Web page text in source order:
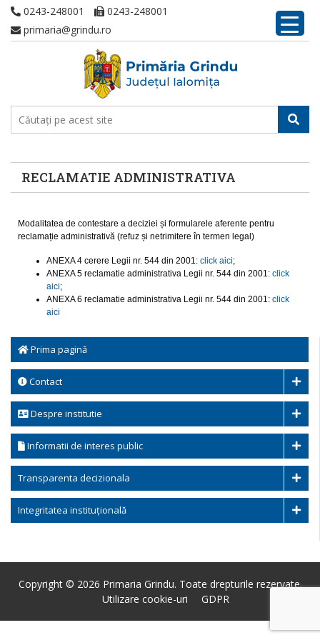
0243-248001
0243-248001
primaria@grindu.ro
RECLAMATIE ADMINISTRATIVA
Prima pagină
Contact
Despre institutie
Informatii de interes public
Transparenta decizionala
Integritatea instituțională
Modalitatea de contestare a deciziei și formularele aferente pentru
reclamație administrativă (refuz și netrimitere în termen legal)
ANEXA 4 cerere Legii nr. 544 din 2001: click aici;
ANEXA 5 reclamatie administrativa Legii nr. 544 din 2001: click
aici;
ANEXA 6 reclamatie administrativa Legii nr. 544 din 2001: click
aici
Copyright © 2026 Primaria Grindu. Toate drepturile rezervate.
Utilizare cookie-uri
GDPR